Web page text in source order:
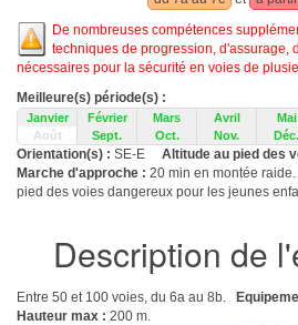
De nombreuses compétences
techniques de progression, d'assurage,
nécessaires pour la sécurité en voies de
Meilleure(s) période(s) :
Janvier Février Mars Avril Mai
Août
Sept. Oct. Nov. Déc.
Orientation(s) : SE-E Altitude au pied des
Marche d'approche : 20 min en montée
pied des voies dangereux pour les jeunes
Description de
Entre 50 et 100 voies, du 6a au 8b.
Hauteur max : 200 m.